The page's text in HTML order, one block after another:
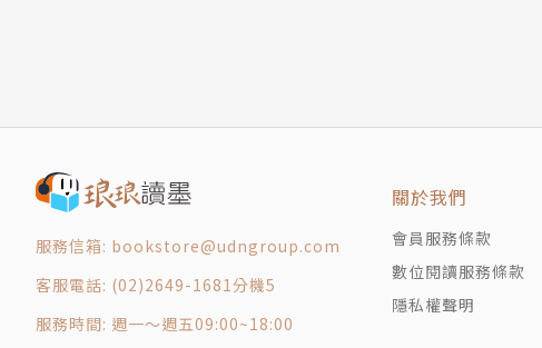
跟著「行銷學之父」科特勒學行銷
【大師生平】
【大師名言錄】
服務行銷－－專業、柔性的服務，征服客戶
零庫存行銷－－降低風險
服務信箱: bookstore@udngroup.com
客服電話: (02)2649-1681分機5
服務時間: 週一～週五09:00~18:00
關於我們
會員服務條款
數位閱讀服務條款
隱私權聲明